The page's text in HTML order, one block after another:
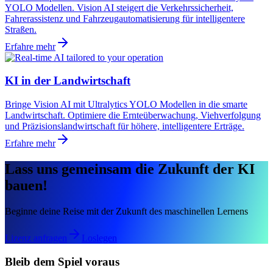
YOLO Modellen. Vision AI steigert die Verkehrssicherheit,
Fahrerassistenz und Fahrzeugautomatisierung für intelligentere
Straßen.
Erfahre mehr
KI in der Landwirtschaft
Bringe Vision AI mit Ultralytics YOLO Modellen in die smarte
Landwirtschaft. Optimiere die Ernteüberwachung, Viehverfolgung
und Präzisionslandwirtschaft für höhere, intelligentere Erträge.
Erfahre mehr
Lass uns gemeinsam die Zukunft der KI
bauen!
Beginne deine Reise mit der Zukunft des maschinellen Lernens
Lizenz anfragen Loslegen
Bleib dem Spiel voraus